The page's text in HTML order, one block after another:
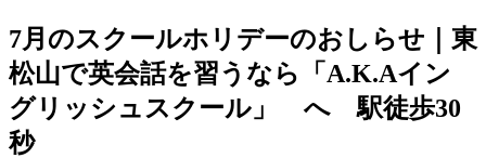
7月のスクールホリデーのおしらせ｜東
松山で英会話を習うなら「A.K.Aイン
グリッシュスクール」 へ 駅徒歩30
秒